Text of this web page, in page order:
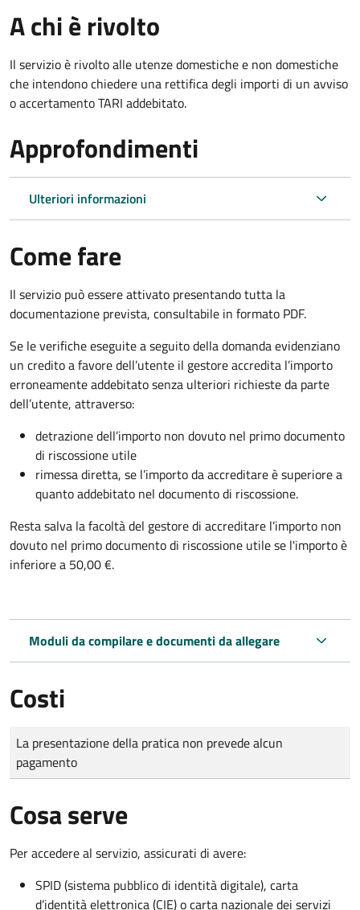
A chi è rivolto
Il servizio è rivolto alle utenze domestiche e non domestiche
che intendono chiedere una rettifica degli importi di un avviso
o accertamento TARI addebitato.
Approfondimenti
Ulteriori informazioni
Come fare
Il servizio può essere attivato presentando tutta la
documentazione prevista, consultabile in formato PDF.
Se le verifiche eseguite a seguito della domanda evidenziano
un credito a favore dell’utente il gestore accredita l’importo
erroneamente addebitato senza ulteriori richieste da parte
dell’utente, attraverso:
detrazione dell’importo non dovuto nel primo documento
di riscossione utile
rimessa diretta, se l’importo da accreditare è superiore a
quanto addebitato nel documento di riscossione.
Resta salva la facoltà del gestore di accreditare l’importo non
dovuto nel primo documento di riscossione utile se l'importo è
inferiore a 50,00 €.
Moduli da compilare e documenti da allegare
Costi
Tipo di pagamento
Importo
La presentazione della pratica non prevede alcun
pagamento
Cosa serve
Per accedere al servizio, assicurati di avere:
SPID (sistema pubblico di identità digitale), carta
d’identità elettronica (CIE) o carta nazionale dei servizi